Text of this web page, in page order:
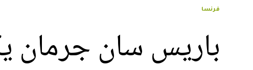
فرنسا
باريس سان جرمان